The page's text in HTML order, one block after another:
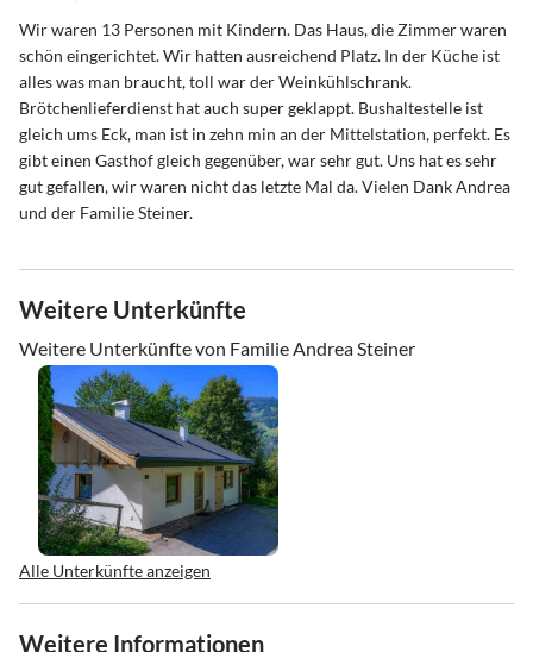
Wir waren 13 Personen mit Kindern. Das Haus, die Zimmer waren
schön eingerichtet. Wir hatten ausreichend Platz. In der Küche ist
alles was man braucht, toll war der Weinkühlschrank.
Brötchenlieferdienst hat auch super geklappt. Bushaltestelle ist
gleich ums Eck, man ist in zehn min an der Mittelstation, perfekt. Es
gibt einen Gasthof gleich gegenüber, war sehr gut. Uns hat es sehr
gut gefallen, wir waren nicht das letzte Mal da. Vielen Dank Andrea
und der Familie Steiner.
Weitere Unterkünfte
Weitere Unterkünfte von Familie Andrea Steiner
Alle Unterkünfte anzeigen
Weitere Informationen